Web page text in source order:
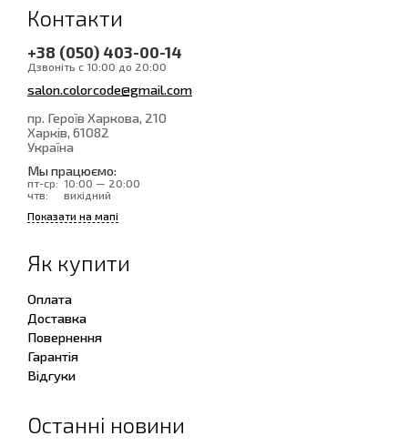
Контакти
+38 (050) 403-00-14
Дзвоніть с 10:00 до 20:00
salon.colorcode@gmail.com
пр. Героїв Харкова, 210
Харків, 61082
Україна
Мы працюємо:
пт-ср: 10:00 — 20:00
чтв:
вихідний
Показати на мапі
Як купити
Оплата
Доставка
Повернення
Гарантія
Відгуки
Останні новини